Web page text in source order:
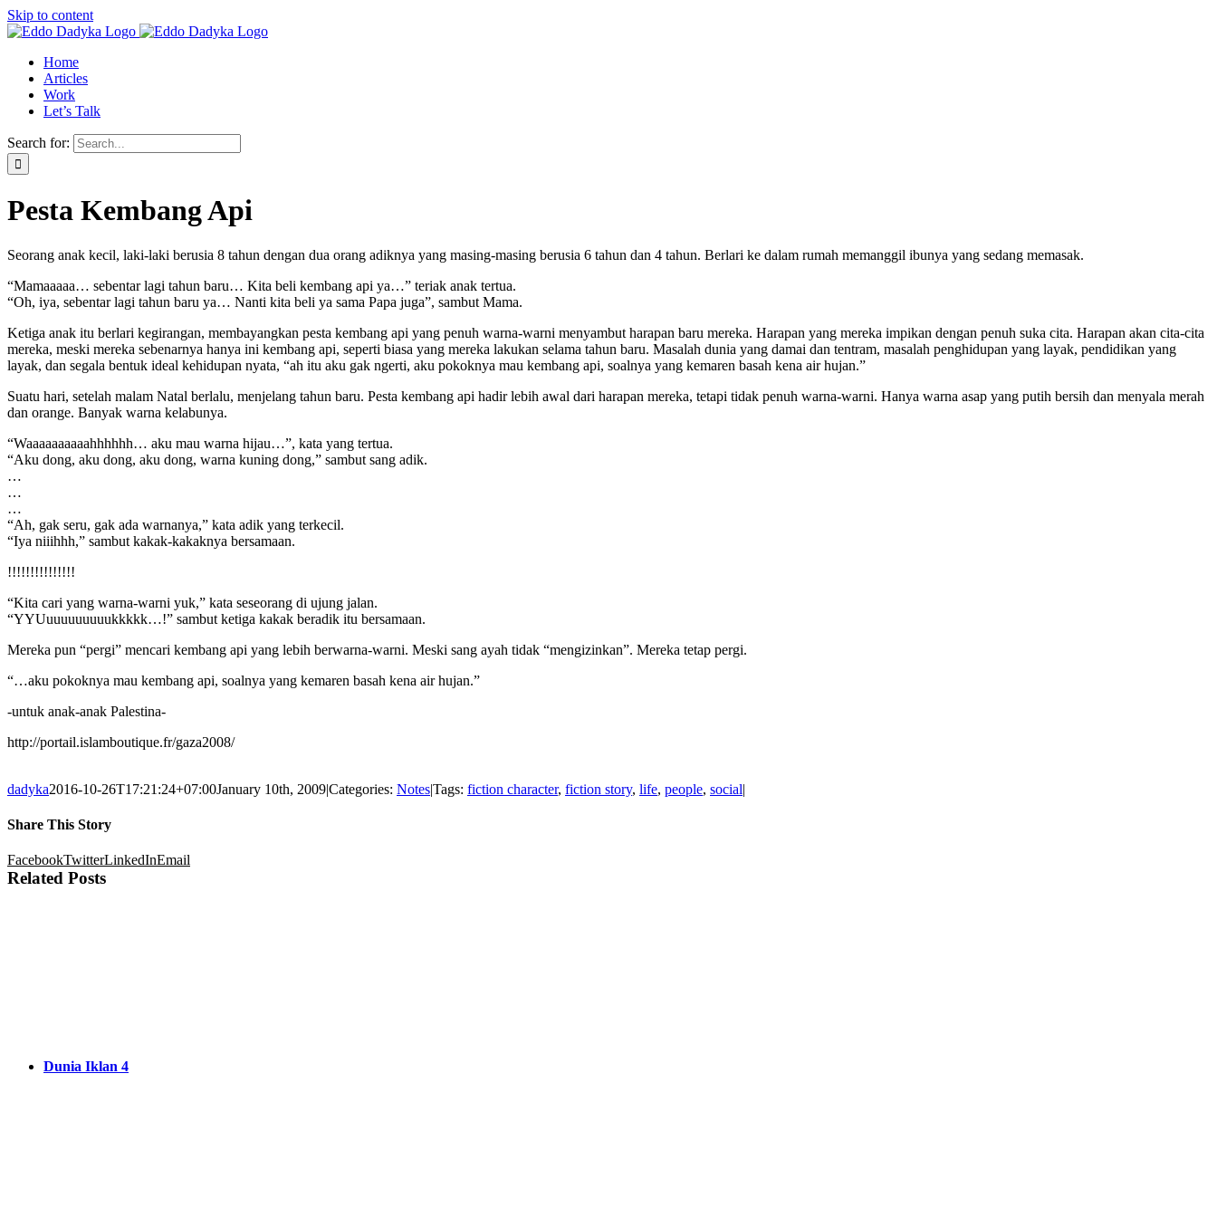
Skip to content
Home
Articles
Work
Let’s Talk
Search for:
Pesta Kembang Api
Seorang anak kecil, laki-laki berusia 8 tahun dengan dua orang adiknya yang masing-masing berusia 6 tahun dan 4 tahun. Berlari ke dalam rumah memanggil ibunya yang sedang memasak.
“Mamaaaaa… sebentar lagi tahun baru… Kita beli kembang api ya…” teriak anak tertua.
“Oh, iya, sebentar lagi tahun baru ya… Nanti kita beli ya sama Papa juga”, sambut Mama.
Ketiga anak itu berlari kegirangan, membayangkan pesta kembang api yang penuh warna-warni menyambut harapan baru mereka. Harapan yang mereka impikan dengan penuh suka cita. Harapan akan cita-cita
mereka, meski mereka sebenarnya hanya ini kembang api, seperti biasa yang mereka lakukan selama tahun baru. Masalah dunia yang damai dan tentram, masalah penghidupan yang layak, pendidikan yang
layak, dan segala bentuk ideal kehidupan nyata, “ah itu aku gak ngerti, aku pokoknya mau kembang api, soalnya yang kemaren basah kena air hujan.”
Suatu hari, setelah malam Natal berlalu, menjelang tahun baru. Pesta kembang api hadir lebih awal dari harapan mereka, tetapi tidak penuh warna-warni. Hanya warna asap yang putih bersih dan menyala merah
dan orange. Banyak warna kelabunya.
“Waaaaaaaaaahhhhhh… aku mau warna hijau…”, kata yang tertua.
“Aku dong, aku dong, aku dong, warna kuning dong,” sambut sang adik.
…
…
…
“Ah, gak seru, gak ada warnanya,” kata adik yang terkecil.
“Iya niiihhh,” sambut kakak-kakaknya bersamaan.
!!!!!!!!!!!!!!!
“Kita cari yang warna-warni yuk,” kata seseorang di ujung jalan.
“YYUuuuuuuuuukkkkk…!” sambut ketiga kakak beradik itu bersamaan.
Mereka pun “pergi” mencari kembang api yang lebih berwarna-warni. Meski sang ayah tidak “mengizinkan”. Mereka tetap pergi.
“…aku pokoknya mau kembang api, soalnya yang kemaren basah kena air hujan.”
-untuk anak-anak Palestina-
http://portail.islamboutique.fr/gaza2008/
dadyka2016-10-26T17:21:24+07:00January 10th, 2009|Categories: Notes|Tags: fiction character, fiction story, life, people, social|
Share This Story
FacebookTwitterLinkedInEmail
Related Posts
Dunia Iklan 4